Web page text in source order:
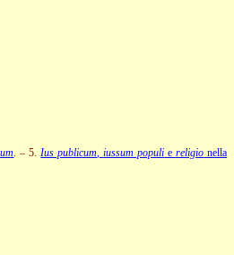
. – 5.Ius publicum,iussum populi ereligio nella